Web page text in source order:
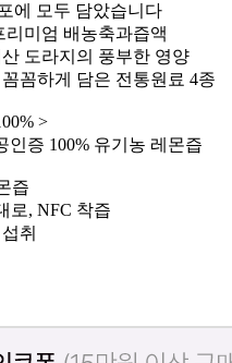
에 모두 담았습니다
미엄 배농축과즙액
도라지의 풍부한 영양
꼼하게 담은 전통원료 4종
>
증 100% 유기농 레몬즙
즙
로, NFC 착즙
취